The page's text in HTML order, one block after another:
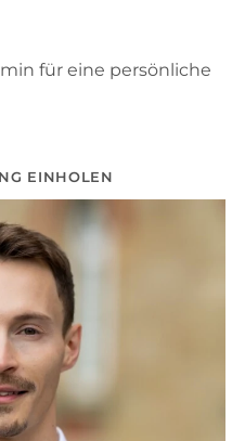
für eine persönliche
EINHOLEN